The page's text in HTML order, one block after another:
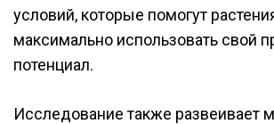
условий, которые помогут
максимально использовать свой
потенциал.
Исследование также развеивает